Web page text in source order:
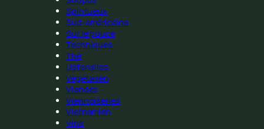
Spiritueux
Sud-américaine
Sur le pouce
Techniques
Thé
Ustensiles
Végétarien
Viandes
Viennoiseries
Vietnamien
Vins